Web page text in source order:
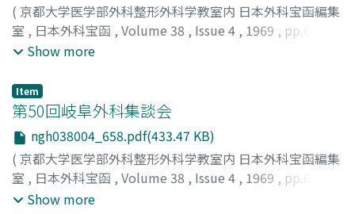
( 京都大学医学部外科整形外科学教室内 日本外科宝函編集
室 , 日本外科宝函 , Volume 38 , Issue 4 , 1969 , pp.652-
657)
崎, 道夫
SADAHIRO;NAGAI, KIYOSHI
MIYAZAKI, MICHIO
Show more
Item
第50回岐阜外科集談会
ngh038004_658.pdf(433.47 KB)
( 京都大学医学部外科整形外科学教室内 日本外科宝函編集
室 , 日本外科宝函 , Volume 38 , Issue 4 , 1969 , pp.658-
660)
Show more